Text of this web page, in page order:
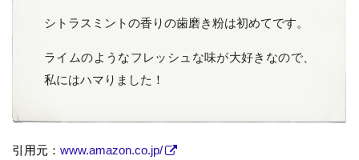
シトラスミントの香りの歯磨き粉は初めてです。
ライムのようなフレッシュな味が大好きなので、
私にはハマりました！
引用元： www.amazon.co.jp/